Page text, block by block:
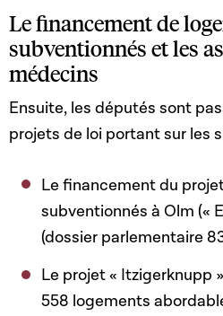
Le financement de
subventionnés et les
médecins
Ensuite, les députés sont
projets de loi portant sur les
Le financement du
subventionnés à Olm («
(dossier parlementaire
Le projet « Itzigerknupp
558 logements